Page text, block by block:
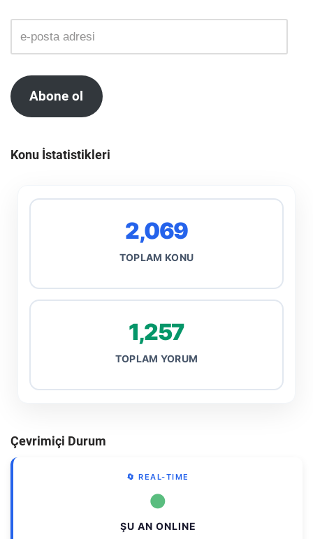
Abone ol
Konu İstatistikleri
2,069
TOPLAM KONU
1,257
TOPLAM YORUM
Çevrimiçi Durum
🔄 REAL-TIME
●
ŞU AN ONLINE